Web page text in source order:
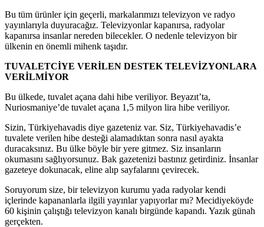
Bu tüm ürünler için geçerli, markalarımızı televizyon ve radyo
yayınlarıyla duyuracağız. Televizyonlar kapanırsa, radyolar
kapanırsa insanlar nereden bilecekler. O nedenle televizyon bir
ülkenin en önemli mihenk taşıdır.
TUVALETCİYE VERİLEN DESTEK TELEVİZYONLARA
VERİLMİYOR
Bu ülkede, tuvalet açana dahi hibe veriliyor. Beyazıt’ta,
Nuriosmaniye’de tuvalet açana 1,5 milyon lira hibe veriliyor.
Sizin, Türkiyehavadis diye gazeteniz var. Siz, Türkiyehavadis’e
tuvalete verilen hibe desteği alamadıktan sonra nasıl ayakta
duracaksınız. Bu ülke böyle bir yere gitmez. Siz insanların
okumasını sağlıyorsunuz. Bak gazetenizi bastınız getirdiniz. İnsanlar
gazeteye dokunacak, eline alıp sayfalarını çevirecek.
Soruyorum size, bir televizyon kurumu yada radyolar kendi
içlerinde kapananlarla ilgili yayınlar yapıyorlar mı? Mecidiyeköyde
60 kişinin çalıştığı televizyon kanalı birgünde kapandı. Yazık günah
gerçekten.